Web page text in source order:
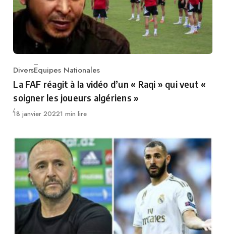
Category
DiversEquipes Nationales
La FAF réagit à la vidéo d’un « Raqi » qui veut «
soigner les joueurs algériens »
Publié
18 janvier 20221 min lire